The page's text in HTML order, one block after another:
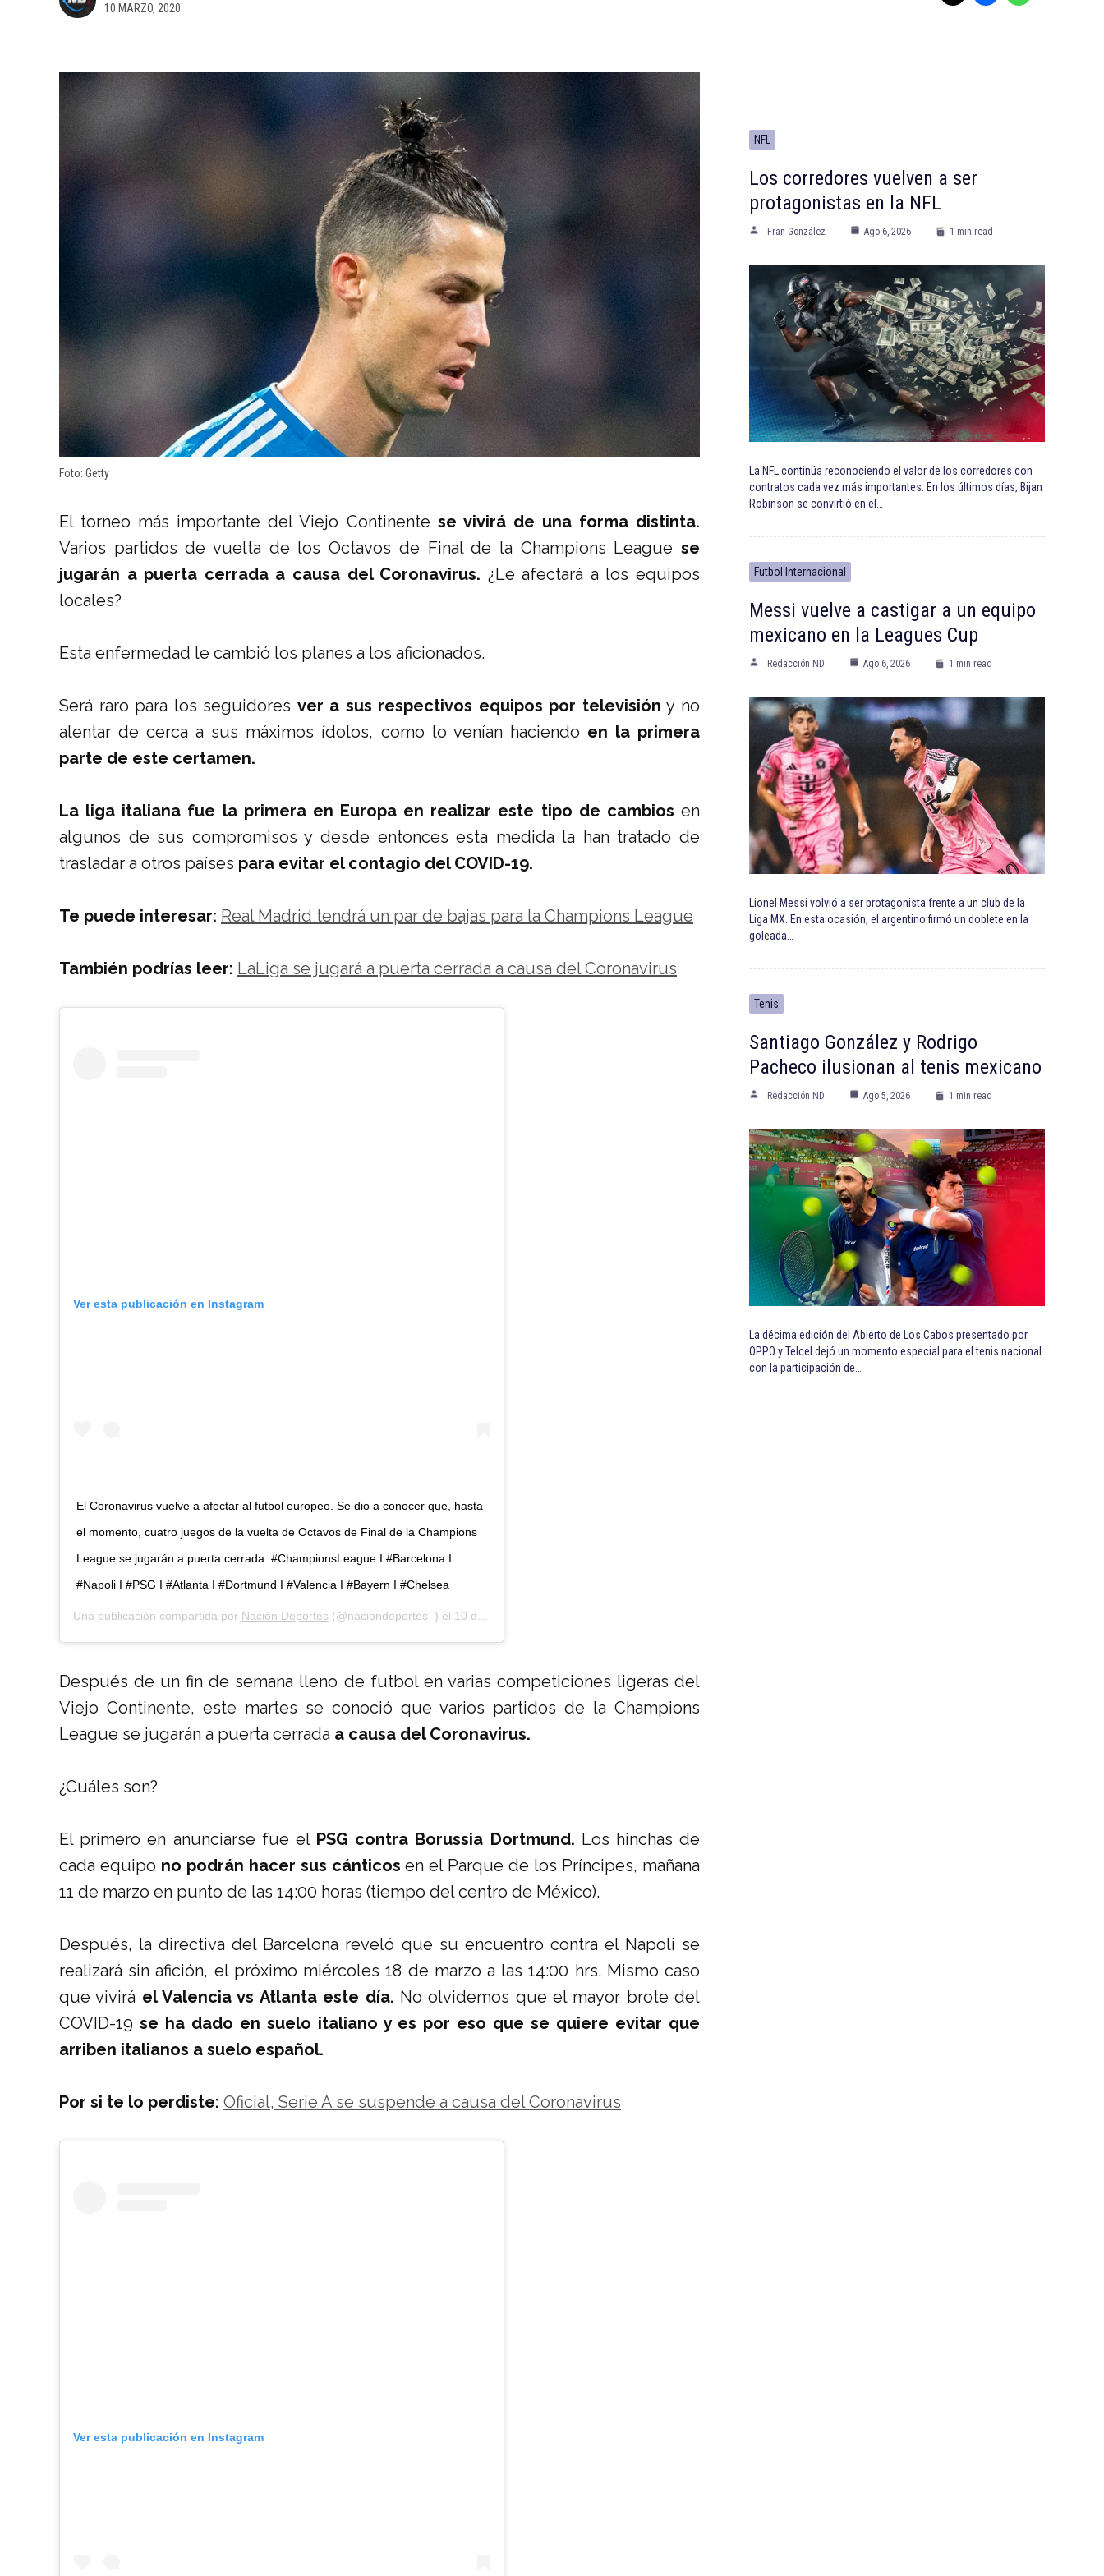
10 MARZO, 2020
Foto: Getty
El torneo más importante del Viejo Continente se vivirá de una forma distinta.
Varios partidos de vuelta de los Octavos de Final de la Champions League se
jugarán a puerta cerrada a causa del Coronavirus. ¿Le afectará a los equipos
locales?
Esta enfermedad le cambió los planes a los aficionados.
Será raro para los seguidores ver a sus respectivos equipos por televisión y no
alentar de cerca a sus máximos ídolos, como lo venían haciendo en la primera
parte de este certamen.
La liga italiana fue la primera en Europa en realizar este tipo de cambios en
algunos de sus compromisos y desde entonces esta medida la han tratado de
trasladar a otros países para evitar el contagio del COVID-19.
Te puede interesar: Real Madrid tendrá un par de bajas para la Champions League
También podrías leer: LaLiga se jugará a puerta cerrada a causa del Coronavirus
Ver esta publicación en Instagram
El Coronavirus vuelve a afectar al futbol europeo. Se dio a conocer que, hasta
el momento, cuatro juegos de la vuelta de Octavos de Final de la Champions
League se jugarán a puerta cerrada. #ChampionsLeague I #Barcelona I
#Napoli I #PSG I #Atlanta I #Dortmund I #Valencia I #Bayern I #Chelsea
Una publicación compartida por Nación Deportes (@naciondeportes_) el 10 de Mar de 2020 a las 9:03 PDT
Después de un fin de semana lleno de futbol en varias competiciones ligeras del
Viejo Continente, este martes se conoció que varios partidos de la Champions
League se jugarán a puerta cerrada a causa del Coronavirus.
¿Cuáles son?
El primero en anunciarse fue el PSG contra Borussia Dortmund. Los hinchas de
cada equipo no podrán hacer sus cánticos en el Parque de los Príncipes, mañana
11 de marzo en punto de las 14:00 horas (tiempo del centro de México).
Después, la directiva del Barcelona reveló que su encuentro contra el Napoli se
realizará sin afición, el próximo miércoles 18 de marzo a las 14:00 hrs. Mismo caso
que vivirá el Valencia vs Atlanta este día. No olvidemos que el mayor brote del
COVID-19 se ha dado en suelo italiano y es por eso que se quiere evitar que
arriben italianos a suelo español.
Por si te lo perdiste: Oficial, Serie A se suspende a causa del Coronavirus
Ver esta publicación en Instagram
NFL
Los corredores vuelven a ser
protagonistas en la NFL
Fran González Ago 6, 2026 1 min read
La NFL continúa reconociendo el valor de los corredores con
contratos cada vez más importantes. En los últimos días, Bijan
Robinson se convirtió en el…
Futbol Internacional
Messi vuelve a castigar a un equipo
mexicano en la Leagues Cup
Redacción ND Ago 6, 2026 1 min read
Lionel Messi volvió a ser protagonista frente a un club de la
Liga MX. En esta ocasión, el argentino firmó un doblete en la
goleada…
Tenis
Santiago González y Rodrigo
Pacheco ilusionan al tenis mexicano
Redacción ND Ago 5, 2026 1 min read
La décima edición del Abierto de Los Cabos presentado por
OPPO y Telcel dejó un momento especial para el tenis nacional
con la participación de…